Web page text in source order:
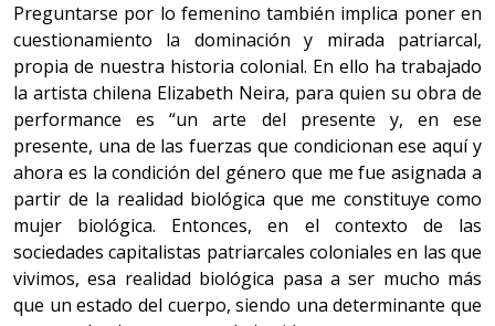
Preguntarse por lo femenino también implica poner en
cuestionamiento la dominación y mirada patriarcal,
propia de nuestra historia colonial. En ello ha trabajado
la artista chilena Elizabeth Neira, para quien su obra de
performance es “un arte del presente y, en ese
presente, una de las fuerzas que condicionan ese aquí y
ahora es la condición del género que me fue asignada a
partir de la realidad biológica que me constituye como
mujer biológica. Entonces, en el contexto de las
sociedades capitalistas patriarcales coloniales en las que
vivimos, esa realidad biológica pasa a ser mucho más
que un estado del cuerpo, siendo una determinante que